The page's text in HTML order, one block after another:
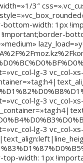
3″
width: 1px
lg-3 vc_col-
lg-3 vc_col-
lg-3 vc_col-
width: 1px